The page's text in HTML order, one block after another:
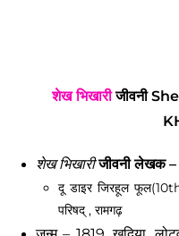
शेख भिखारीजीवनी
शेख भिखारीजीवनी लेखक –
दू डाइर जिरहूल
परिषद् , रामगढ़